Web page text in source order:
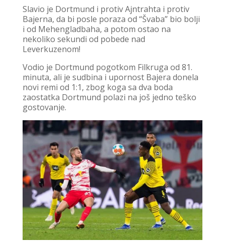
Slavio je Dortmund i protiv Ajntrahta i protiv
Bajerna, da bi posle poraza od “Švaba” bio bolji
i od Mehengladbaha, a potom ostao na
nekoliko sekundi od pobede nad
Leverkuzenom!
Vodio je Dortmund pogotkom Filkruga od 81.
minuta, ali je sudbina i upornost Bajera donela
novi remi od 1:1, zbog koga sa dva boda
zaostatka Dortmund polazi na još jedno teško
gostovanje.